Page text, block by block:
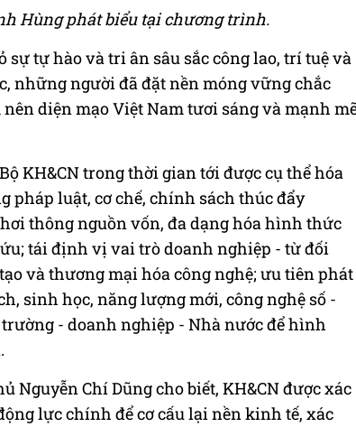
Hùng phát biểu tại chương trình.
tự hào và tri ân sâu sắc công lao, trí tuệ và
những người đã đặt nền móng vững chắc
diện mạo Việt Nam tươi sáng và mạnh
KH&CN trong thời gian tới được cụ thể hóa
pháp luật, cơ chế, chính sách thúc đẩy
thông nguồn vốn, đa dạng hóa hình thức
tái định vị vai trò doanh nghiệp - từ đối
và thương mại hóa công nghệ; ưu tiên phát
sinh học, năng lượng mới, công nghệ số -
- doanh nghiệp - Nhà nước để hình
Nguyễn Chí Dũng cho biết, KH&CN được xác
lực chính để cơ cấu lại nền kinh tế, xác